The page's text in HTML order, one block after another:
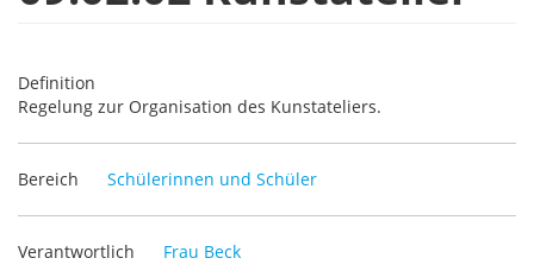
Definition
Regelung zur Organisation des Kunstateliers.
Bereich Schülerinnen und Schüler
Verantwortlich Frau Beck